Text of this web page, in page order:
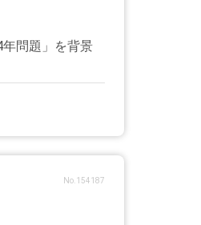
問題」を背景
No.154187